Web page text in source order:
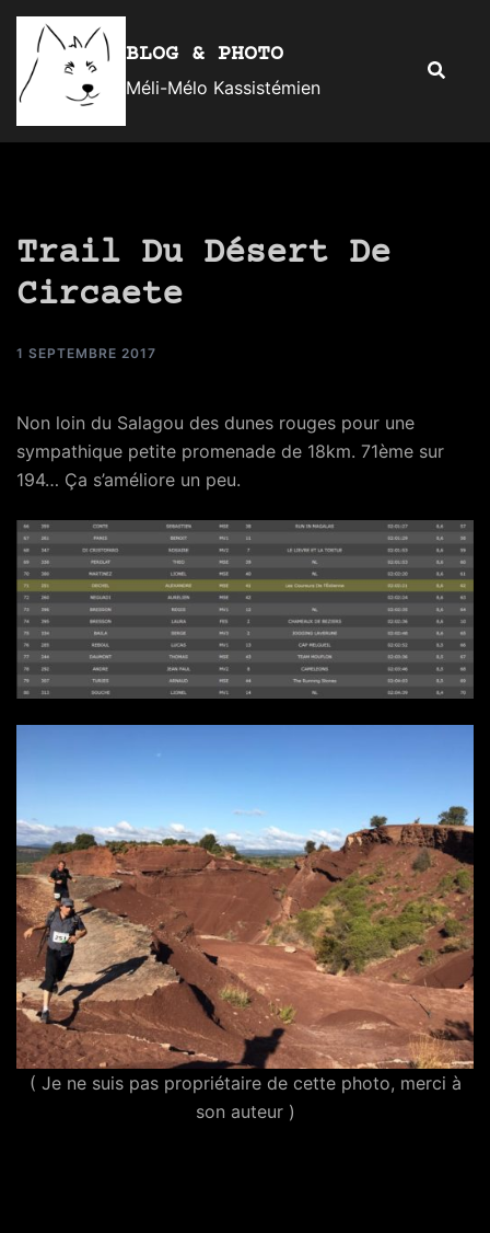
Aller
contenu
BLOG & PHOTO
Méli-Mélo Kassistémien
Trail Du Désert De
Circaete
1 SEPTEMBRE 2017
Non loin du Salagou des dunes rouges pour une
sympathique petite promenade de 18km. 71ème sur
194… Ça s’améliore un peu.
( Je ne suis pas propriétaire de cette photo, merci à
son auteur )